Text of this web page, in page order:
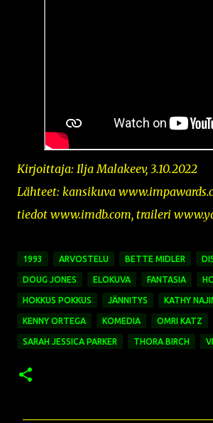
Kirjoittaja: Ilja Malakeev, 3.10.2022
Lähteet: kansikuva
tiedot www.imdb.com, traileri
1993 ARVOSTELU BETTE MIDLER
DOUG JONES ELOKUVA FANTASIA
HOKKUS POKKUS JÄNNITYS KATHY
KENNY ORTEGA KOMEDIA OMRI KATZ
SARAH JESSICA PARKER THORA BIRCH